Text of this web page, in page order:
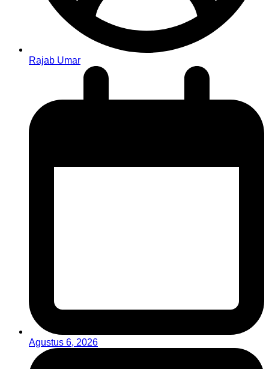
Rajab Umar
Agustus 6, 2026